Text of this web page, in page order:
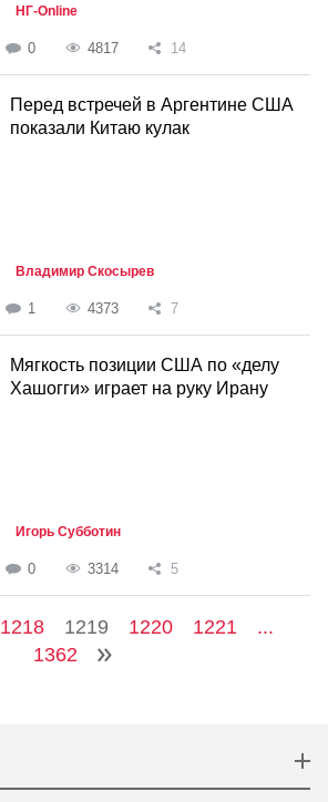
НГ-Online
0 4817 14
Перед встречей в Аргентине США
показали Китаю кулак
Владимир Скосырев
1 4373 7
Мягкость позиции США по «делу
Хашогги» играет на руку Ирану
Игорь Субботин
0 3314 5
1218 1219 1220 1221
...
1362